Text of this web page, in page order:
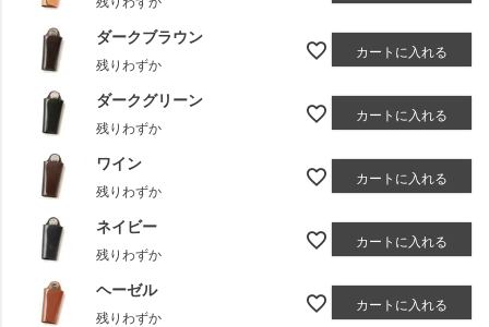
ダークブラウン
残りわずか
カートに入れる
ダークグリーン
残りわずか
カートに入れる
ワイン
残りわずか
カートに入れる
ネイビー
残りわずか
カートに入れる
ヘーゼル
残りわずか
カートに入れる